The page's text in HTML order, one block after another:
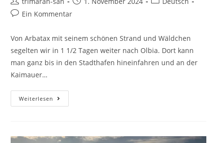
Ein Kommentar
Von Arbatax mit seinem schönen Strand und Wäldchen
segelten wir in 1 1/2 Tagen weiter nach Olbia. Dort kann
man ganz bis in den Stadthafen hineinfahren und an der
Kaimauer…
Weiterlesen